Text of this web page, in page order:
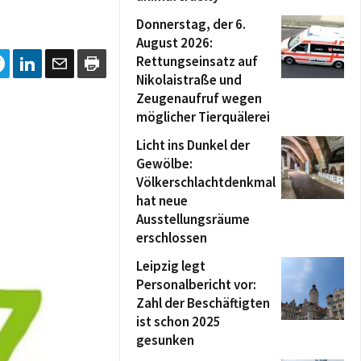
Donnerstag, der 6.
August 2026:
Rettungseinsatz auf
Nikolaistraße und
Zeugenaufruf wegen
möglicher Tierquälerei
Licht ins Dunkel der
Gewölbe:
Völkerschlachtdenkmal
hat neue
Ausstellungsräume
erschlossen
Leipzig legt
Personalbericht vor:
Zahl der Beschäftigten
ist schon 2025
gesunken